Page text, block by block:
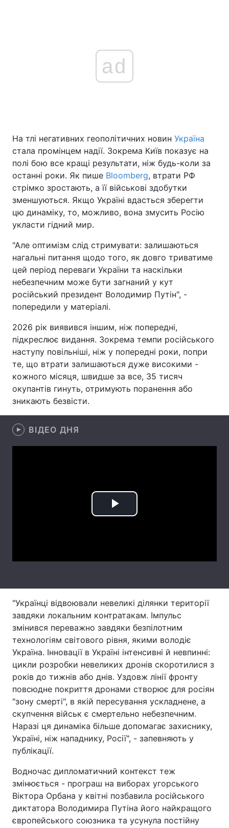
Головна Війна
Україна Політика
Економіка Світ
Спорт Наука
Техно і зв'язок
Зброя Інциденти
Здоров'я Туризм
Цікавинки Погода
Екологія Регіони
Лонгріди
Відео з Youtube Статті
Інтерв'ю
ad
На тлі негативних геополітичних новин Україна
стала промінцем надії. Зокрема Київ показує на
полі бою все кращі результати, ніж будь-коли за
останні роки. Як пише Bloomberg, втрати РФ
стрімко зростають, а її військові здобутки
зменшуються. Якщо Україні вдасться зберегти
цю динаміку, то, можливо, вона змусить Росію
укласти гідний мир.
"Але оптимізм слід стримувати: залишаються
нагальні питання щодо того, як довго триватиме
цей період переваги України та наскільки
небезпечним може бути загнаний у кут
російський президент Володимир Путін", -
попередили у матеріалі.
2026 рік виявився іншим, ніж попередні,
підкреслює видання. Зокрема темпи російського
наступу повільніші, ніж у попередні роки, попри
те, що втрати залишаються дуже високими -
кожного місяця, швидше за все, 35 тисяч
окупантів гинуть, отримують поранення або
зникають безвісти.
ВІДЕО ДНЯ
Play
"Українці відвоювали невеликі ділянки території
завдяки локальним контратакам. Імпульс
змінився переважно завдяки безпілотним
технологіям світового рівня, якими володіє
Україна. Інновації в Україні інтенсивні й невпинні:
цикли розробки невеликих дронів скоротилися з
років до тижнів або днів. Уздовж лінії фронту
повсюдне покриття дронами створює для росіян
"зону смерті", в якій пересування ускладнене, а
скупчення військ є смертельно небезпечним.
Наразі ця динаміка більше допомагає захиснику,
Україні, ніж нападнику, Росії", - запевняють у
публікації.
Водночас дипломатичний контекст теж
змінюється - програш на виборах угорського
Віктора Орбана у квітні позбавила російського
диктатора Володимира Путіна його найкращого
європейського союзника та усунула постійну